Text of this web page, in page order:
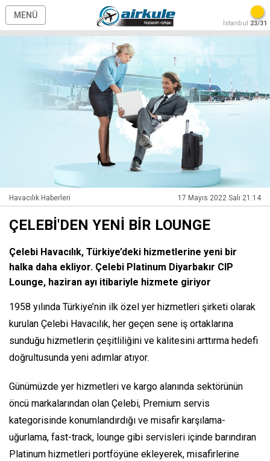
MENÜ
İstanbul 23/31
Havacılık Haberleri 17 Mayıs 2022 Salı 21:14
ÇELEBİ'DEN YENİ BİR LOUNGE
Çelebi Havacılık, Türkiye’deki hizmetlerine yeni bir
halka daha ekliyor. Çelebi Platinum Diyarbakır CIP
Lounge, haziran ayı itibariyle hizmete giriyor
1958 yılında Türkiye’nin ilk özel yer hizmetleri şirketi olarak
kurulan Çelebi Havacılık, her geçen sene iş ortaklarına
sunduğu hizmetlerin çeşitliliğini ve kalitesini arttırma hedefi
doğrultusunda yeni adımlar atıyor.
Günümüzde yer hizmetleri ve kargo alanında sektörünün
öncü markalarından olan Çelebi, Premium servis
kategorisinde konumlandırdığı ve misafir karşılama-
uğurlama, fast-track, lounge gibi servisleri içinde barındıran
Platinum hizmetleri portföyüne ekleyerek, misafirlerine